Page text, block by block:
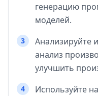
генерацию
моделей.
3
Анализируйте
анализ
улучшить
4
Используйте